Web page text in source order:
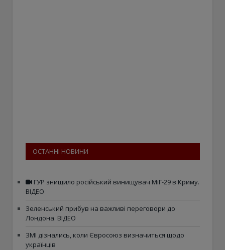
ОСТАННІ НОВИНИ
ГУР знищило російський винищувач МіГ-29 в Криму.
ВІДЕО
Зеленський прибув на важливі переговори до
Лондона. ВІДЕО
ЗМІ дізнались, коли Євросоюз визначиться щодо
українців